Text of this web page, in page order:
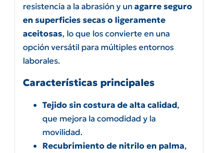
resistencia a la abrasión y unagarre seguro
en superficies secas o ligeramente
aceitosas, lo que los convierte en una
opción versátil para múltiples entornos
laborales.
Características principales
Tejido sin costura de alta calidad,
que mejora la comodidad y la
movilidad.
Recubrimiento de nitrilo en palma,